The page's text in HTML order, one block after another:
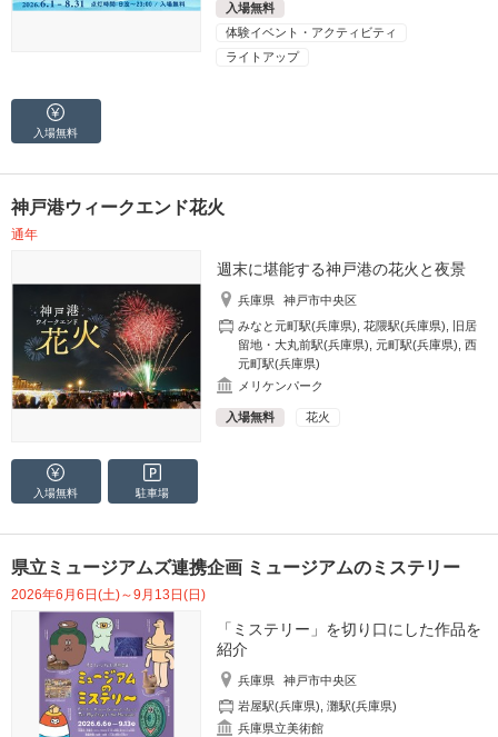
入場無料
体験イベント・アクティビティ
ライトアップ
入場無料
神戸港ウィークエンド花火
通年
週末に堪能する神戸港の花火と夜景
兵庫県
神戸市中央区
みなと元町駅(兵庫県) ,花隈駅(兵庫県)
旧居
留地・大丸前駅(兵庫県) ,元町駅(兵庫県) ,西
元町駅(兵庫県)
メリケンパーク
入場無料 花火
入場無料 駐車場
県立ミュージアムズ連携企画 ミュージアムのミステリー
2026年6月6日(土)～9月13日(日)
「ミステリー」を切り口にした作品を
紹介
兵庫県
神戸市中央区
岩屋駅(兵庫県) ,灘駅(兵庫県)
兵庫県立美術館